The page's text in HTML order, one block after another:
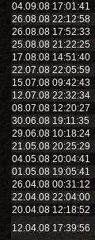
04.09.08 17:01:41
26.08.08 22:12:58
26.08.08 17:52:33
25.08.08 21:22:25
17.08.08 14:51:40
22.07.08 22:05:59
15.07.08 09:42:43
12.07.08 22:32:34
08.07.08 12:20:27
30.06.08 19:11:35
29.06.08 10:18:24
21.05.08 20:25:29
04.05.08 20:04:41
01.05.08 19:05:41
26.04.08 00:31:12
22.04.08 22:04:00
20.04.08 12:18:52
12.04.08 17:39:56